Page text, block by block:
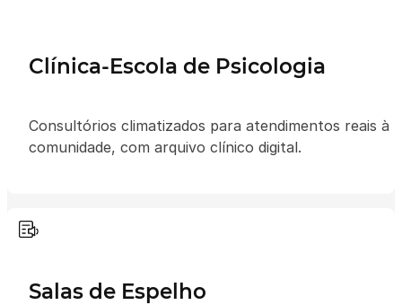
Clínica-Escola de Psicologia
Consultórios climatizados para atendimentos reais à
comunidade, com arquivo clínico digital.
Salas de Espelho